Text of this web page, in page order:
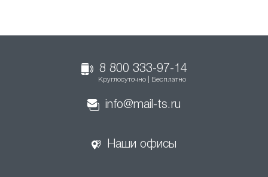
8 800 333-97-14
Круглосуточно | Бесплатно
info@mail-ts.ru
Наши офисы